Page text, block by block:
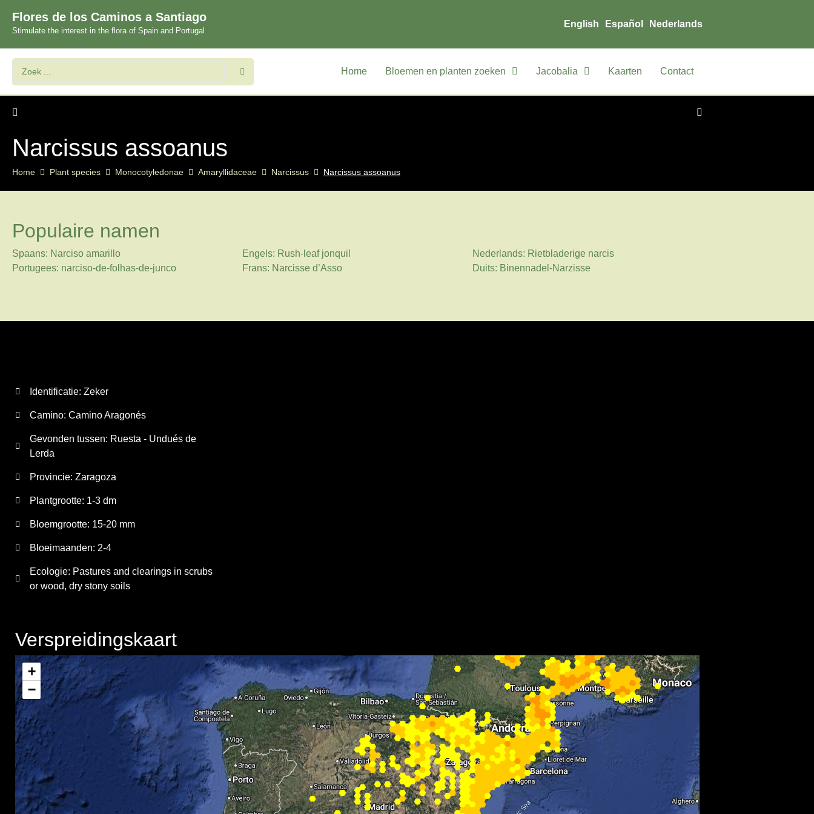
Flores de los Caminos a Santiago
Stimulate the interest in the flora of Spain and Portugal
English Español Nederlands
Home Bloemen en planten zoeken Jacobalia Kaarten Contact
Narcissus assoanus
Home Plant species Monocotyledonae Amaryllidaceae Narcissus Narcissus assoanus
Populaire namen
Spaans: Narciso amarillo Engels: Rush-leaf jonquil
Nederlands: Rietbladerige narcis
Portugees: narciso-de-folhas-de-junco
Frans: Narcisse d’Asso Duits: Binennadel-Narzisse
Identificatie: Zeker
Camino: Camino Aragonés
Gevonden tussen: Ruesta - Undués de
Lerda
Provincie: Zaragoza
Plantgrootte: 1-3 dm
Bloemgrootte: 15-20 mm
Bloeimaanden: 2-4
Ecologie: Pastures and clearings in scrubs
or wood, dry stony soils
Verspreidingskaart
+
−